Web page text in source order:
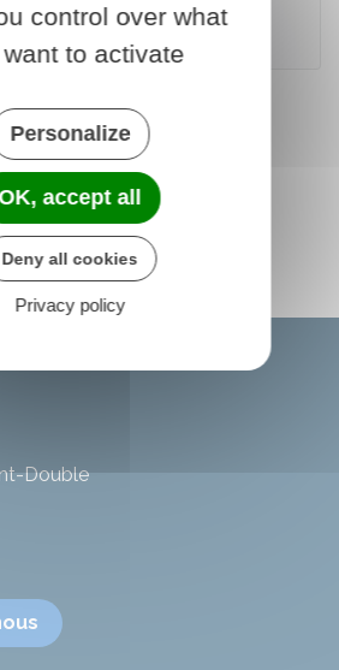
chargé du travail
Double
control over what
to activate
Personalize
accept all
Deny all cookies
Privacy policy